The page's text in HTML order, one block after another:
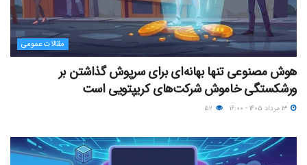
مقالات عمومی
هوش مصنوعی تنها بهانه‌ای برای سرپوش گذاشتن بر
ورشکستگی خاموش شرکت‌های کریپتویی است